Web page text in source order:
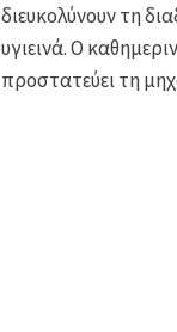
διευκολύνουν τη
υγιεινά. Ο
προστατεύει τη